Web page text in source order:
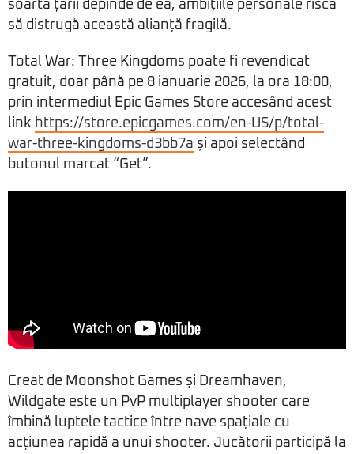
soarta țării depinde de ea, ambițiile personale riscă
să distrugă această alianță fragilă.
Total War: Three Kingdoms poate fi revendicat
gratuit, doar până pe 8 ianuarie 2026, la ora 18:00,
prin intermediul Epic Games Store accesând acest
link https://store.epicgames.com/en-US/p/total-
war-three-kingdoms-d3bb7a și apoi selectând
butonul marcat “Get”.
Creat de Moonshot Games și Dreamhaven,
Wildgate este un PvP multiplayer shooter care
îmbină luptele tactice între nave spațiale cu
acțiunea rapidă a unui shooter. Jucătorii participă la